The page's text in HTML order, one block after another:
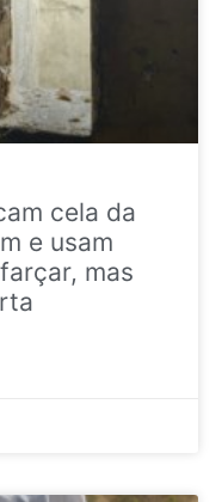
cela da
e usam
mas